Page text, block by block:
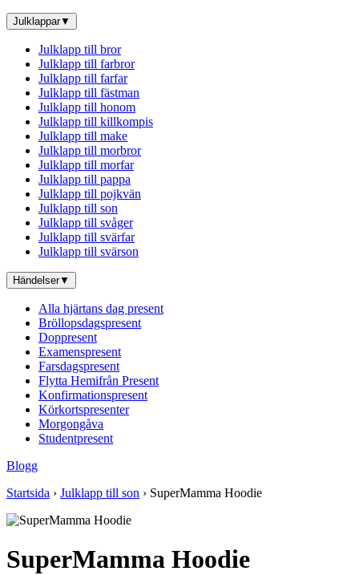
Julklappar▼
Julklapp till bror
Julklapp till farbror
Julklapp till farfar
Julklapp till fästman
Julklapp till honom
Julklapp till killkompis
Julklapp till make
Julklapp till morbror
Julklapp till morfar
Julklapp till pappa
Julklapp till pojkvän
Julklapp till son
Julklapp till svåger
Julklapp till svärfar
Julklapp till svärson
Händelser▼
Alla hjärtans dag present
Bröllopsdagspresent
Doppresent
Examenspresent
Farsdagspresent
Flytta Hemifrån Present
Konfirmationspresent
Körkortspresenter
Morgongåva
Studentpresent
Blogg
Startsida › Julklapp till son › SuperMamma Hoodie
SuperMamma Hoodie